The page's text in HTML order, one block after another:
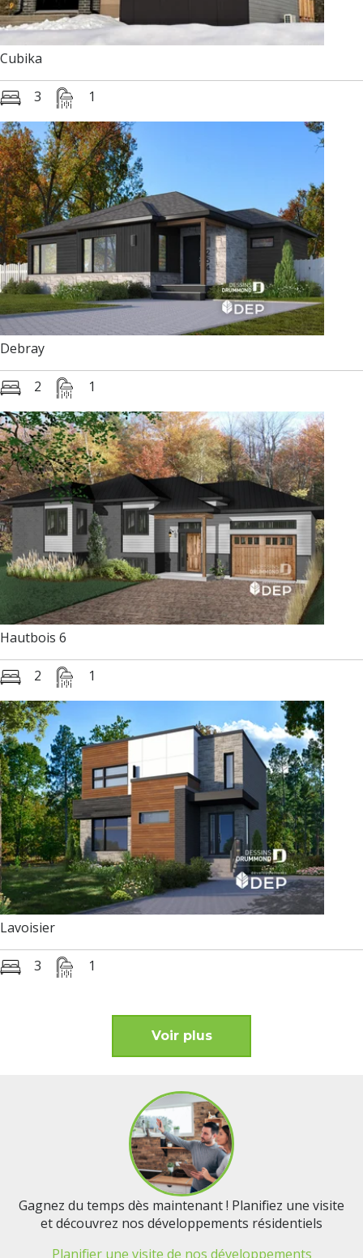
Cubika
3 1
Debray
2 1
Hautbois 6
2 1
Lavoisier
3 1
Voir plus
Gagnez du temps dès maintenant ! Planifiez une visite
et découvrez nos développements résidentiels
Planifier une visite de nos développements